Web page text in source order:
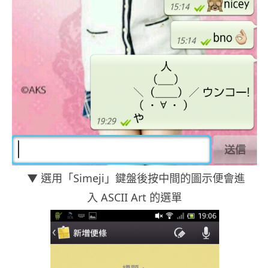
▼ 選用「Simeji」鍵盤後按中間的圖示便會進
入 ASCII Art 的選單